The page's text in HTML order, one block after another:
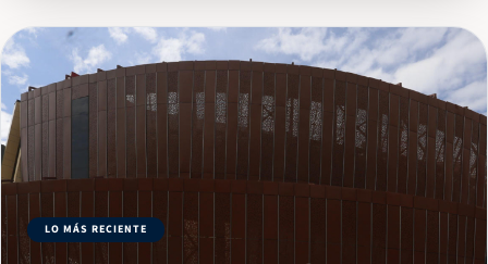
LO MÁS RECIENTE